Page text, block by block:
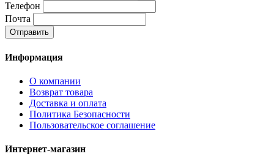
Телефон
Почта
Отправить
Информация
О компании
Возврат товара
Доставка и оплата
Политика Безопасности
Пользовательское соглашение
Интернет-магазин